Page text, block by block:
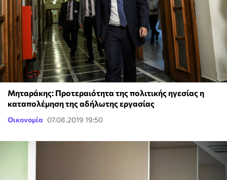
Μηταράκης: Προτεραιότητα της πολιτικής ηγεσίας η
καταπολέμηση της αδήλωτης εργασίας
Οικονομία 07.08.2019 19:50